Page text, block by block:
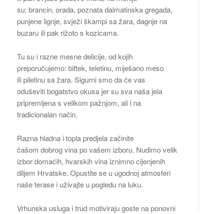
su: brancin, orada, poznata dalmatinska gregada,
punjene lignje, svježi škampi sa žara, dagnje na
buzaru ili pak rižoto s kozicama.
Tu su i razne mesne delicije, od kojih
preporučujemo: biftek, teletinu, miješano meso
ili piletinu sa žara. Sigurni smo da će vas
oduševiti bogatstvo okusa jer su sva naša jela
pripremljena s velikom pažnjom, ali i na
tradicionalan način.
Razna hladna i topla predjela začinite
čašom dobrog vina po vašem izboru. Nudimo velik
izbor domaćih, hvarskih vina iznimno cijenjenih
diljem Hrvatske. Opustite se u ugodnoj atmosferi
naše terase i uživajte u pogledu na luku.
Vrhunska usluga i trud motiviraju goste na ponovni